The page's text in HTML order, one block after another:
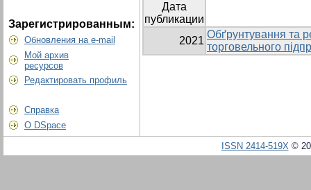
Зарегистрированным:
Обновления на e-mail
Мой архив
ресурсов
Редактировать профиль
Справка
О DSpace
Дата
публикации
2021
Обґрунтування та
торговельного
ISSN 2414-519X©